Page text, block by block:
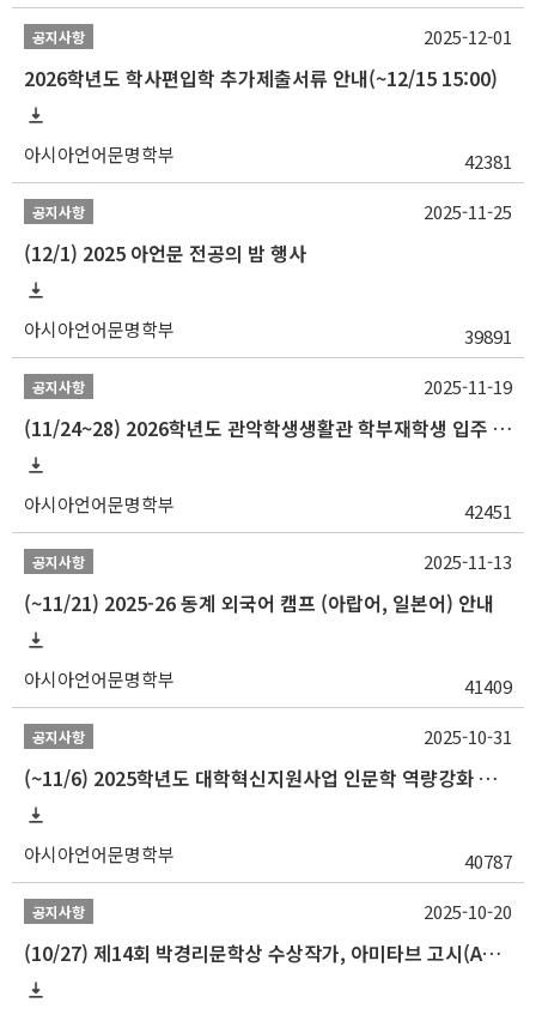
공지사항
2026학년도 학사편입학 추가제출서류 안내(~12/15 15:00)
아시아언어문명학부 42381
2025-12-01
공지사항
(12/1) 2025 아언문 전공의 밤 행사
아시아언어문명학부 39891
2025-11-25
공지사항
(11/24~28) 2026학년도 관악학생생활관 학부재학생 입주 신청 일정 안내
아시아언어문명학부 42451
2025-11-19
공지사항
(~11/21) 2025-26 동계 외국어 캠프 (아랍어, 일본어) 안내
아시아언어문명학부 41409
2025-11-13
공지사항
(~11/6) 2025학년도 대학혁신지원사업 인문학 역량강화 동계 인턴십 참가자 선발 안내
아시아언어문명학부 40787
2025-10-31
공지사항
(10/27) 제14회 박경리문학상 수상작가, 아미타브 고시(Amitav Ghosh) 강연 안내
2025-10-20